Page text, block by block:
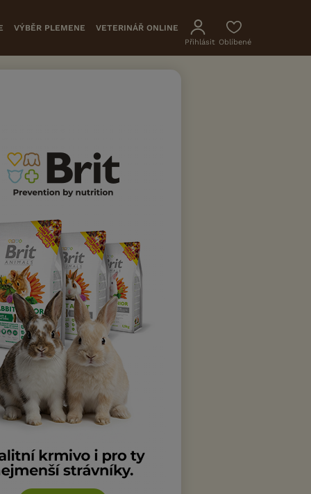
VÝBĚR PLEMENE VETERINÁŘ ONLINE
Přihlásit Oblíbené